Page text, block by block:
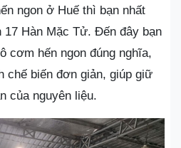
ngon ở Huế thì bạn nhất
17 Hàn Mặc Tử. Đến đây bạn
cơm hến ngon đúng nghĩa,
chế biến đơn giản, giúp giữ
của nguyên liệu.